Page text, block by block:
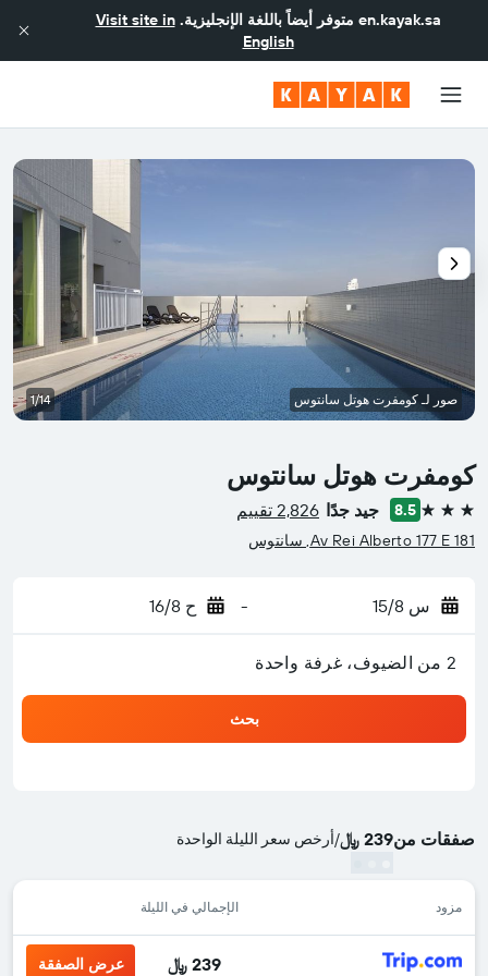
en.kayak.sa متوفر أيضاً باللغة الإنجليزية.Visit site in
English
كومفرت هوتل سانتوس
3 نجوم 8.5 جيد جدًا 2,826 تقييم
Av Rei Alberto 177 E 181, سانتوس
س 15/8 - ح 16/8
2 من الضيوف، غرفة واحدة
بحث
صفقات من239 ﷼ /أرخص سعر الليلة الواحدة
مزود الإجمالي في الليلة
239 ﷼ عرض الصفقة
صور لـ كومفرت هوتل سانتوس 1/14